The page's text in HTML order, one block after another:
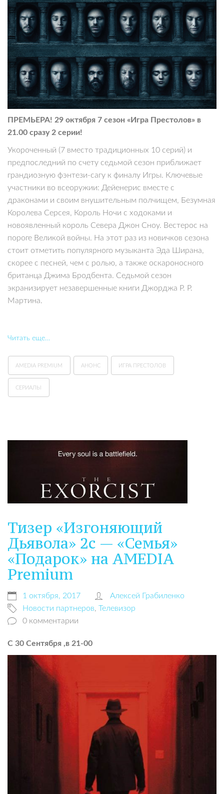
ПРЕМЬЕРА! 29 октября 7 сезон «Игра Престолов» в
21.00 сразу 2 серии!
Укороченный (7 вместо традиционных 10 серий) и
предпоследний по счету седьмой сезон приближает
грандиозную фэнтези-сагу к финалу Игры. Ключевые
участники во всеоружии: Дейенерис вместе с
драконами и своим внушительным полчищем, Безумная
Королева Серсея, Король Ночи с ходоками и
новоявленный король Севера Джон Сноу. Вестерос на
пороге Великой войны. На этот раз из новичков сезона
стоит отметить популярного музыканта Эда Ширана,
скорее с песней, чем с ролью, а также оскароносного
британца Джима Бродбента. Седьмой сезон
экранизирует незавершенные книги Джорджа Р. Р.
Мартина.
Читать еще…
AMEDIA PREMIUM АНОНС ИГРА ПРЕСТОЛОВ
СЕРИАЛЫ
Тизер «Изгоняющий
Дьявола» 2с — «Семья»
«Подарок» на АMEDIA
Premium
1 октября, 2017
Алексей Грабиленко
Новости партнеров, Телевизор
0 комментарии
С 30 Сентября ,в 21-00